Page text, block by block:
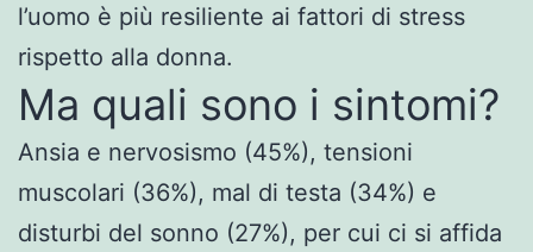
l’uomo è più resiliente ai fattori di stress
rispetto alla donna.
Ma quali sono i sintomi?
Ansia e nervosismo (45%), tensioni
muscolari (36%), mal di testa (34%) e
disturbi del sonno (27%), per cui ci si affida